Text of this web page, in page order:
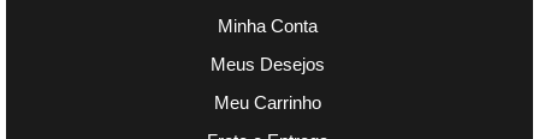
Minha Conta
Meus Desejos
Meu Carrinho